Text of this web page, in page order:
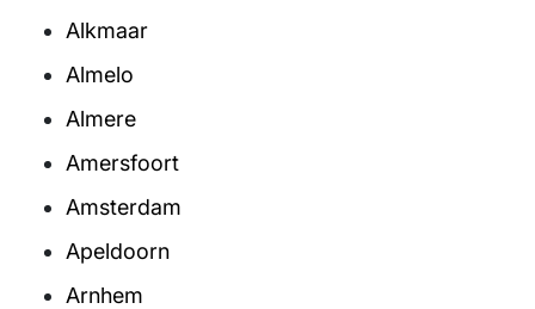
Alkmaar
Almelo
Almere
Amersfoort
Amsterdam
Apeldoorn
Arnhem